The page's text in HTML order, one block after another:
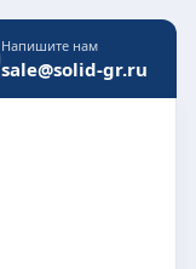
Напишите нам
sale@solid-gr.ru